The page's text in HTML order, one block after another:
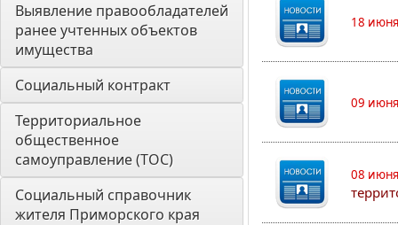
Выявление правообладателей
ранее учтенных объектов
имущества
Социальный контракт
Территориальное
общественное
самоуправление (ТОС)
Социальный справочник
жителя Приморского края
18
09
08